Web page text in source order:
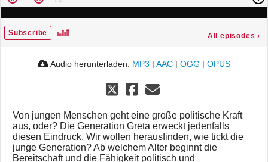
Subscribe All episodes ›
Audio herunterladen: MP3 | AAC | OGG | OPUS
Von jungen Menschen geht eine große politische Kraft
aus, oder? Die Generation Greta erweckt jedenfalls
diesen Eindruck. Wir wollen herausfinden, wie tickt die
junge Generation? Ab welchem Alter beginnt die
Bereitschaft und die Fähigkeit politisch und